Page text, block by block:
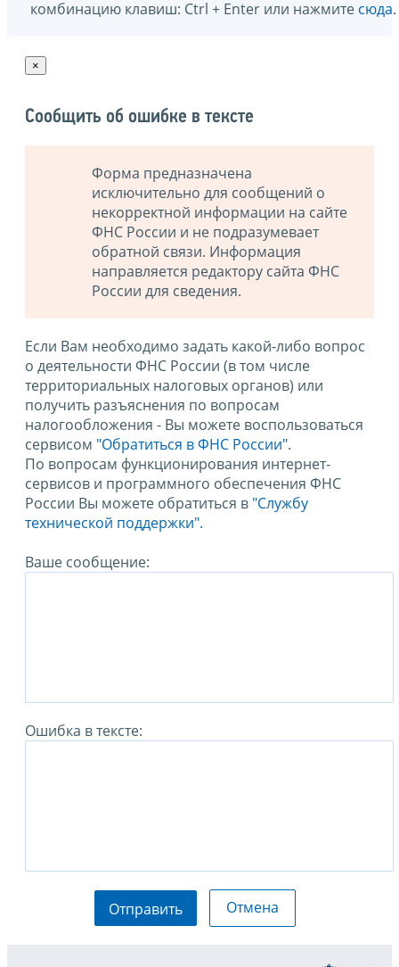
комбинацию клавиш: Ctrl + Enter или нажмите сюда.
×
Сообщить об ошибке в тексте
Форма предназначена
исключительно для сообщений о
некорректной информации на сайте
ФНС России и не подразумевает
обратной связи. Информация
направляется редактору сайта ФНС
России для сведения.
Если Вам необходимо задать какой-либо вопрос
о деятельности ФНС России (в том числе
территориальных налоговых органов) или
получить разъяснения по вопросам
налогообложения - Вы можете воспользоваться
сервисом "Обратиться в ФНС России".
По вопросам функционирования интернет-
сервисов и программного обеспечения ФНС
России Вы можете обратиться в "Службу
технической поддержки".
Ваше сообщение:
Ошибка в тексте:
Отправить Отмена